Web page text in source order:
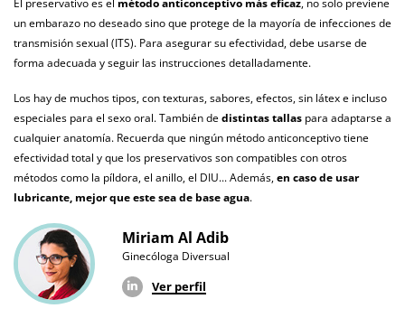
Envío discreto Paquete discreto y sin distintivos
Garantías 3 años de garantía
Producto
original
recibo?
El lunes 10 de agosto (fecha estimada)
El preservativo es el método anticonceptivo más eficaz, no solo previene
un embarazo no deseado sino que protege de la mayoría de infecciones de
transmisión sexual (ITS). Para asegurar su efectividad, debe usarse de
forma adecuada y seguir las instrucciones detalladamente.
Los hay de muchos tipos, con texturas, sabores, efectos, sin látex e incluso
especiales para el sexo oral. También dedistintas tallas para adaptarse a
cualquier anatomía. Recuerda que ningún método anticonceptivo tiene
efectividad total y que los preservativos son compatibles con otros
métodos como la píldora, el anillo, el DIU... Además,en caso de usar
lubricante, mejor que este sea de base agua.
Miriam Al Adib
Ginecóloga Diversual
Ver perfil